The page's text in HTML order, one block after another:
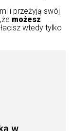
i przeżyją swój
możesz
wtedy tylko